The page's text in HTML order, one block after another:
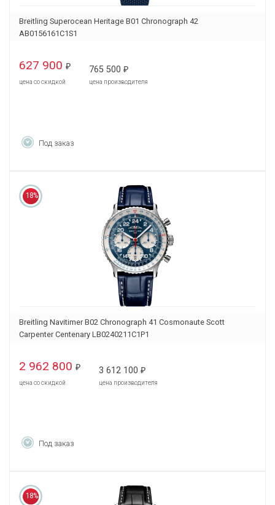
Breitling Superocean Heritage B01 Chronograph 42
AB0156161C1S1
627 900 ₽
цена со скидкой
765 500 ₽
цена производителя
Под заказ
18%
Breitling Navitimer B02 Chronograph 41 Cosmonaute Scott
Carpenter Centenary LB0240211C1P1
2 962 800 ₽
цена со скидкой
3 612 100 ₽
цена производителя
Под заказ
18%